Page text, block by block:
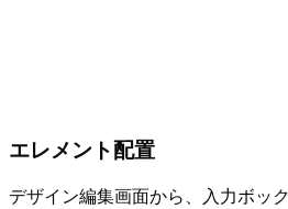
エレメント配置
デザイン編集画面から、入力ボッ